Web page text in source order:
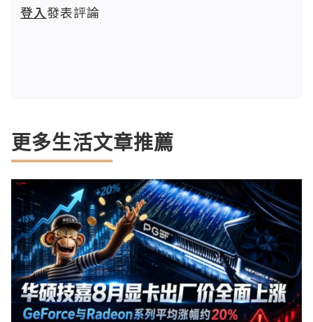
登入發表評論
更多生活文章推薦